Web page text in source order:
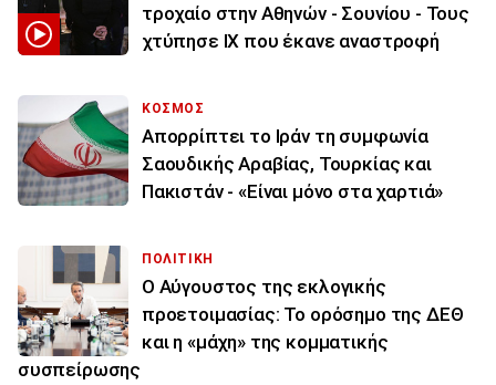
τροχαίο στην Αθηνών - Σουνίου - Τους
χτύπησε ΙΧ που έκανε αναστροφή
ΚΟΣΜΟΣ
Απορρίπτει το Ιράν τη συμφωνία
Σαουδικής Αραβίας, Τουρκίας και
Πακιστάν - «Είναι μόνο στα χαρτιά»
ΠΟΛΙΤΙΚΗ
Ο Αύγουστος της εκλογικής
προετοιμασίας: Το ορόσημο της ΔΕΘ
και η «μάχη» της κομματικής
συσπείρωσης